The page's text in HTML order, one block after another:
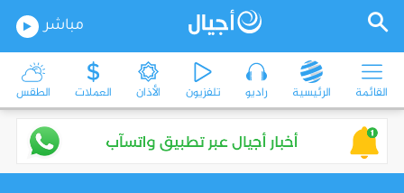
مباشر
القائمة الرئيسية راديو تلفزيون الأذان العملات الطقس